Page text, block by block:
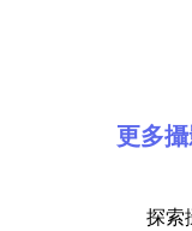
更多
探索